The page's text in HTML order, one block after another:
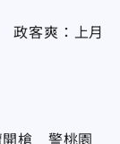
政客爽：上月
開槍 警桃園